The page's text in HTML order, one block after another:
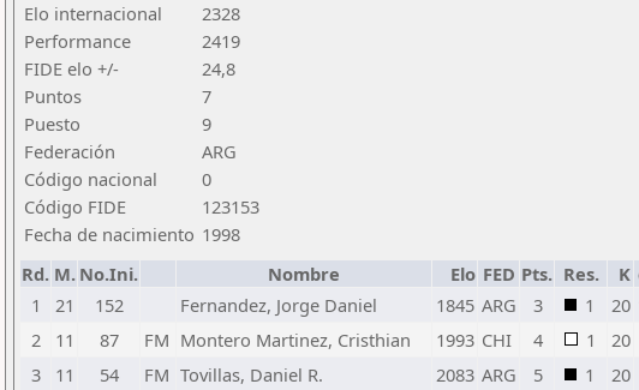
Elo internacional
2328
Performance
2419
FIDE elo +/-
24,8
Puntos
7
Puesto
9
Federación
ARG
Código nacional
0
Código FIDE
123153
Fecha de nacimiento 1998
Rd. M. No.Ini. Nombre Elo FED Pts. Res. K
1
21 152 Fernandez, Jorge Daniel 1845 ARG 3 1 20
2
11 87 FM Montero Martinez, Cristhian 1993 CHI 4 1 20
3
11 54 FM Tovillas, Daniel R. 2083 ARG 5 1 20